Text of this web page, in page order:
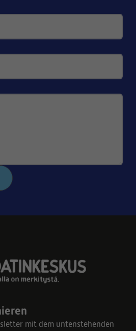
mit dem untenstehenden